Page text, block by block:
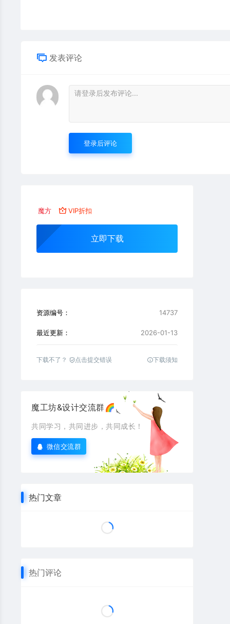
发表评论
登录后评论
魔方 VIP折扣
立即下载
资源编号： 14737
最近更新： 2026-01-13
下载不了？ 点击提交错误 下载须知
魔工坊&设计交流群🌈
共同学习，共同进步，共同成长！
微信交流群
热门文章
热门评论